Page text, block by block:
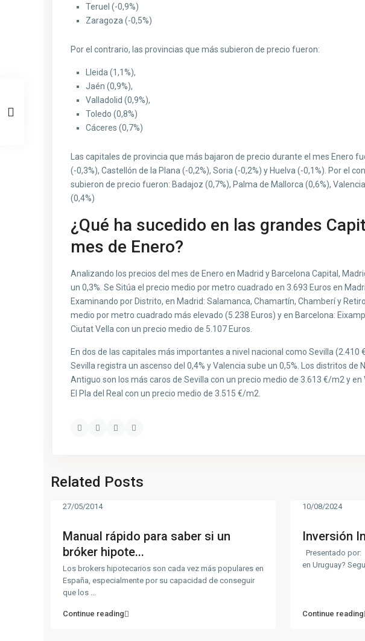
Teruel (-0,9%)
Zaragoza (-0,5%)
Por el contrario, las provincias que más subieron de precio fueron:
Lleida (1,1%),
Jaén (0,9%),
Valladolid (0,9%),
Toledo (0,8%)
Cáceres (0,7%)
Las capitales de provincia que más bajaron de precio durante el mes Enero
(-0,3%), Castellón de la Plana (-0,2%), Soria (-0,2%) y Huelva (-0,1%). Por el
subieron de precio fueron: Badajoz (0,7%), Palma de Mallorca (0,6%),
(0,4%)
¿Qué ha sucedido en las grandes
mes de Enero?
Analizando los precios del mes de Enero en Madrid y Barcelona Capital,
un 0,3%. Se Sitúa el precio medio por metro cuadrado en 3.693 Euros en
Examinando por Distrito, en Madrid: Salamanca, Chamartín, Chamberí y
medio por metro cuadrado más elevado (5.238 Euros) y en Barcelona:
Ciutat Vella con un precio medio de 5.107 Euros.
En dos de las capitales más importantes a nivel nacional como Sevilla (2.410
Sevilla registra un ascenso del 0,4% y Valencia sube un 0,5%. Los distritos de
Antiguo son los más caros de Sevilla con un precio medio de 3.613 €/m2 y en
El Pla del Real con un precio medio de 3.515 €/m2.
Related Posts
Manual rápido para saber si un
bróker hipote...
27/05/2014
Los brokers hipotecarios son cada vez más populares en
España, especialmente por su capacidad de conseguir
que los ...
Continue reading
Inversión
10/08/2024
Presentado por:
en Uruguay?
Continue reading